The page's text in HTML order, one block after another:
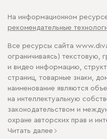
На информационном
рекомендательные
Все ресурсы сайта
ограничиваясь)
и видео информацию,
страниц, товарные знаки,
наименование являются
на интеллектуальную
законодательством и
охране авторских прав и
Читать далее